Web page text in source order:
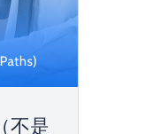
不是